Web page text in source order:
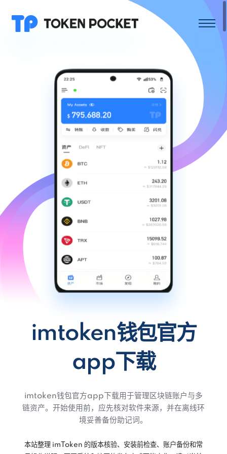
imtoken钱包官方
app下载
imtoken钱包官方app下载用于管理区块链账户与多
链资产。开始使用前，应先核对软件来源，并在离线环
境妥善备份助记词。
本站整理 imToken 的版本核验、安装前检查、账户备份和常